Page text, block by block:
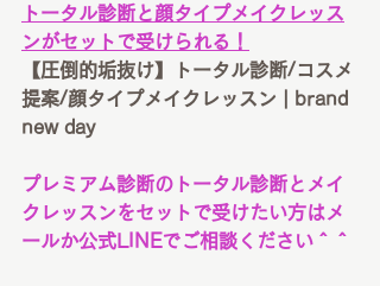
トータル診断と顔タイプメイクレッス
ンがセットで受けられる！
【圧倒的垢抜け】トータル診断/コスメ
提案/顔タイプメイクレッスン | brand
new day
プレミアム診断のトータル診断とメイ
クレッスンをセットで受けたい方はメ
ールか公式LINEでご相談ください＾＾